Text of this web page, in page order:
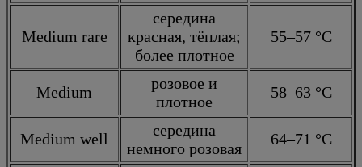
Medium rare
середина
красная, тёплая;
более плотное
55–57 °C
Medium
розовое и
плотное
58–63 °C
Medium well
середина
немного розовая
64–71 °C